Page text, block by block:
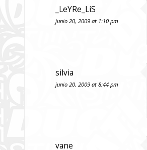
_LeYRe_LiS
junio 20, 2009 at 1:10 pm
silvia
junio 20, 2009 at 8:44 pm
vane